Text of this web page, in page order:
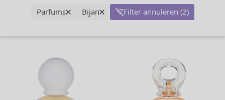
Parfums Bijan Filter annuleren (2)